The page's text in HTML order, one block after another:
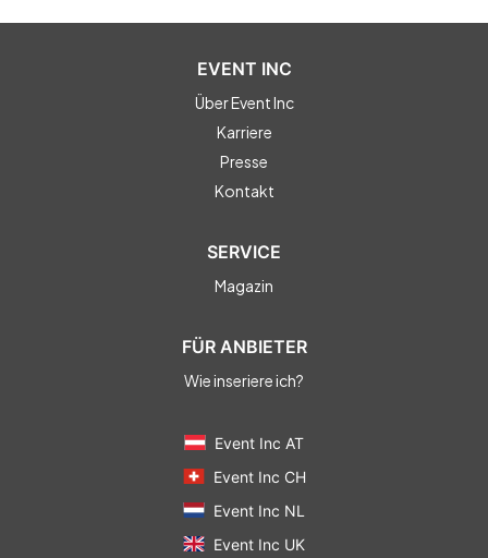
EVENT INC
Über Event Inc
Karriere
Presse
Kontakt
SERVICE
Magazin
FÜR ANBIETER
Wie inseriere ich?
Event Inc AT
Event Inc CH
Event Inc NL
Event Inc UK